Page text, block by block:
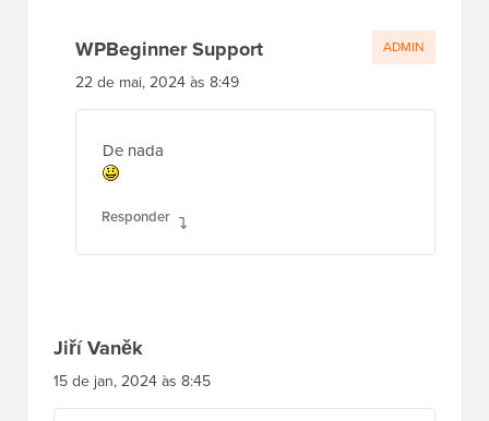
WPBeginner Support
22 de mai, 2024 às 8:49
De nada
Responder
ADMIN
Jiří Vaněk
15 de jan, 2024 às 8:45